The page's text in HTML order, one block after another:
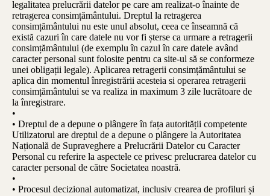
legalitatea prelucrării datelor pe care am realizat-o înainte de
retragerea consimțământului. Dreptul la retragerea
consimțământului nu este unul absolut, ceea ce înseamnă că
există cazuri în care datele nu vor fi șterse ca urmare a retragerii
consimțământului (de exemplu în cazul în care datele având
caracter personal sunt folosite pentru ca site-ul să se conformeze
unei obligații legale). Aplicarea retragerii consimțământului se
aplica din momentul înregistrării acesteia si operarea retragerii
consimțământului se va realiza in maximum 3 zile lucrătoare de
la înregistrare.
•
• Dreptul de a depune o plângere în fața autorității competente
Utilizatorul are dreptul de a depune o plângere la Autoritatea
Națională de Supraveghere a Prelucrării Datelor cu Caracter
Personal cu referire la aspectele ce privesc prelucrarea datelor cu
caracter personal de către Societatea noastră.
•
• Procesul decizional automatizat, inclusiv crearea de profiluri și